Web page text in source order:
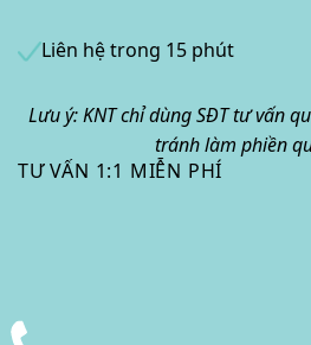
Liên hệ trong 15 phút
Lưu ý: KNT chỉ dùng SĐT tư vấn
tránh làm phiền
TƯ VẤN 1:1 MIỄN PHÍ